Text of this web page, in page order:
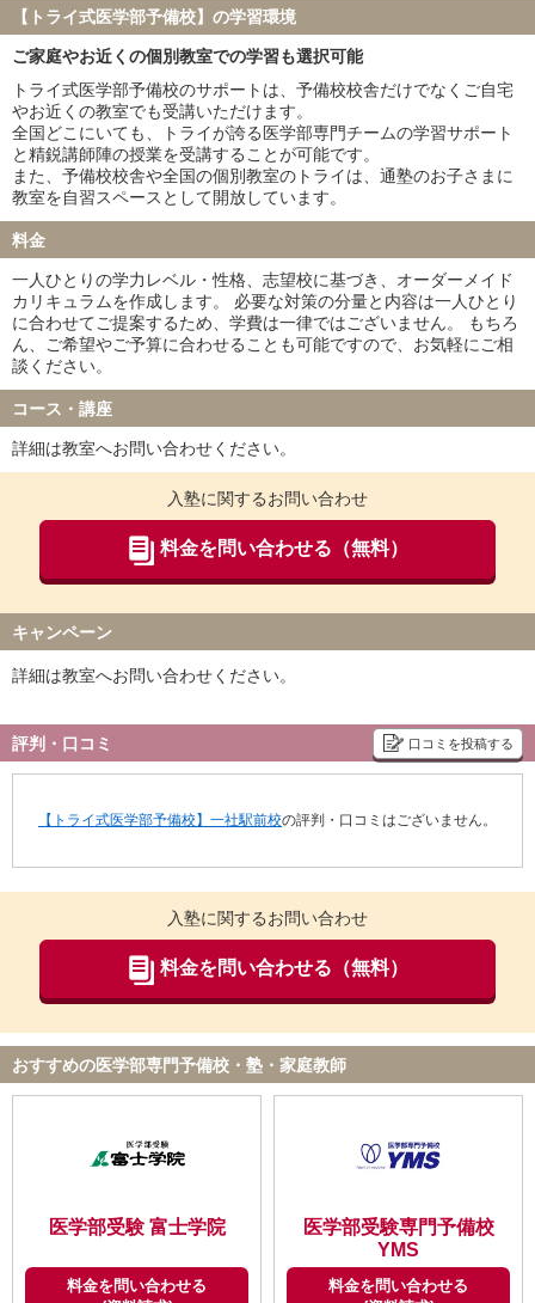
【トライ式医学部予備校】の学習環境
ご家庭やお近くの個別教室での学習も選択可能
トライ式医学部予備校のサポートは、予備校校舎だけでなくご自宅
やお近くの教室でも受講いただけます。
全国どこにいても、トライが誇る医学部専門チームの学習サポート
と精鋭講師陣の授業を受講することが可能です。
また、予備校校舎や全国の個別教室のトライは、通塾のお子さまに
教室を自習スペースとして開放しています。
料金
一人ひとりの学力レベル・性格、志望校に基づき、オーダーメイド
カリキュラムを作成します。 必要な対策の分量と内容は一人ひとり
に合わせてご提案するため、学費は一律ではございません。 もちろ
ん、ご希望やご予算に合わせることも可能ですので、お気軽にご相
談ください。
コース・講座
詳細は教室へお問い合わせください。
入塾に関するお問い合わせ
料金を問い合わせる（無料）
キャンペーン
詳細は教室へお問い合わせください。
評判・口コミ 口コミを投稿する
【トライ式医学部予備校】一社駅前校の評判・口コミはございません。
入塾に関するお問い合わせ
料金を問い合わせる（無料）
おすすめの医学部専門予備校・塾・家庭教師
医学部受験 富士学院
料金を問い合わせる
医学部受験専門予備校
YMS
料金を問い合わせる